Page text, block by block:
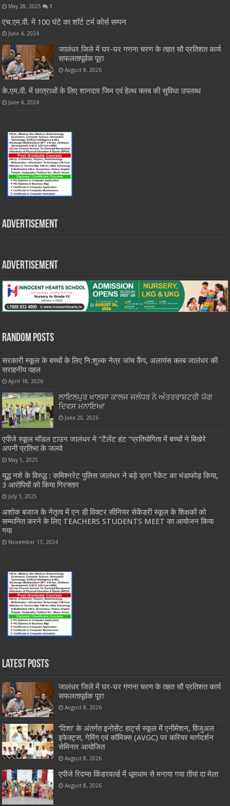
May 28, 2025 1
एच.एम.वी. में 100 घंटे का शॉर्ट टर्म कोर्स सम्पन
June 4, 2024
जालंधर जिले में घर-घर गणना चरण के तहत सौ प्रतिशत कार्य
सफलतापूर्वक पूरा
August 8, 2026
के.एम.वी. में छात्राओं के लिए शानदार जिम एवं हेल्थ क्लब की सुविधा उपलब्ध
June 4, 2024
Advertisement
Advertisement
Random Posts
सरकारी स्कूल के बच्चों के लिए नि:शुल्क नेत्र जांच कैंप, अलायंस क्लब जालंधर की
सराहनीय पहल
April 18, 2026
ਲਾਇਲਪੁਰ ਖਾਲਸਾ ਕਾਲਜ ਜਲੰਧਰ ਨੇ ਅੰਤਰਰਾਸ਼ਟਰੀ ਯੋਗ
ਦਿਵਸ ਮਨਾਇਆ
June 20, 2026
एपीजे स्कूल मॉडल टाउन जालंधर मे “टैलेंट हंट “प्रतियोगिता में बच्चों ने बिखेरे
अपनी प्रतिभा के जलवे
May 5, 2025
युद्ध नशे के विरुद्ध : कमिश्नरेट पुलिस जालंधर ने बड़े ड्रग रैकेट का भंडाफोड़ किया,
3 आरोपियों को किया गिरफ्तार
July 1, 2025
अशोक बजाज के नेतृत्व में एन डी विक्टर सीनियर सेकेंडरी स्कूल के शिक्षकों को
सम्मानित करने के लिए TEACHERS STUDENTS MEET का आयोजन किया
गया
November 13, 2024
Latest Posts
जालंधर जिले में घर-घर गणना चरण के तहत सौ प्रतिशत कार्य
सफलतापूर्वक पूरा
August 8, 2026
‘दिशा’ के अंतर्गत इनोसेंट हार्ट्स स्कूल में एनीमेशन, विजुअल
इफेक्ट्स, गेमिंग एवं कॉमिक्स (AVGC) पर करियर मार्गदर्शन
सेमिनार आयोजित
August 8, 2026
एपीजे रिदम्स किंडरवर्ल्ड में धूमधाम से मनाया गया तीयां दा मेला
August 8, 2026